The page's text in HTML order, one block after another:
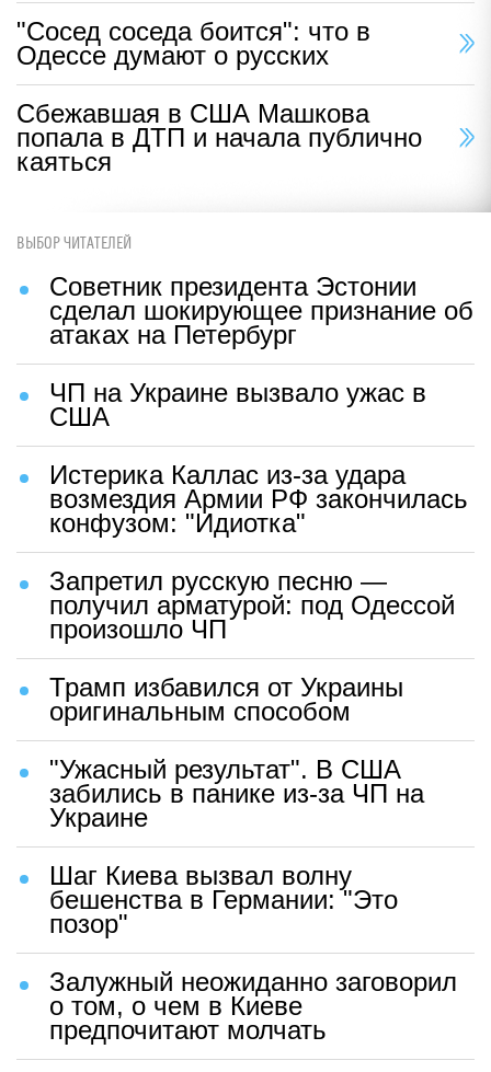
"Сосед соседа боится": что в
Одессе думают о русских
Сбежавшая в США Машкова
попала в ДТП и начала публично
каяться
ВЫБОР ЧИТАТЕЛЕЙ
Советник президента Эстонии
сделал шокирующее признание об
атаках на Петербург
ЧП на Украине вызвало ужас в
США
Истерика Каллас из-за удара
возмездия Армии РФ закончилась
конфузом: "Идиотка"
Запретил русскую песню —
получил арматурой: под Одессой
произошло ЧП
Трамп избавился от Украины
оригинальным способом
"Ужасный результат". В США
забились в панике из-за ЧП на
Украине
Шаг Киева вызвал волну
бешенства в Германии: "Это
позор"
Залужный неожиданно заговорил
о том, о чем в Киеве
предпочитают молчать